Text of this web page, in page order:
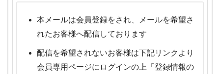
本メールは会員登録をされ、メールを希望さ
れたお客様へ配信しております
配信を希望されないお客様は下記リンクより
会員専用ページにログインの上「登録情報の